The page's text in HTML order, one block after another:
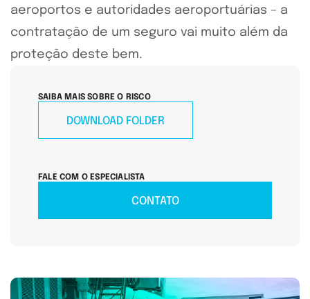
aeroportos e autoridades aeroportuárias – a
contratação de um seguro vai muito além da
proteção deste bem.
SAIBA MAIS SOBRE O RISCO
DOWNLOAD FOLDER
FALE COM O ESPECIALISTA
CONTATO